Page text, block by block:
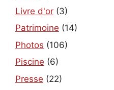
Livre d'or (3)
Patrimoine (14)
Photos (106)
Piscine (6)
Presse (22)